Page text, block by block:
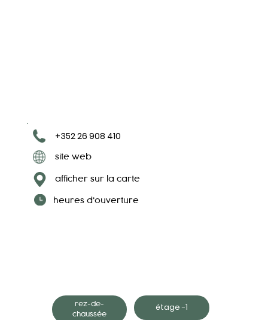
+352 26 908 410
site web
afficher sur la carte
heures d'ouverture
rez-de-
chaussée
étage -1